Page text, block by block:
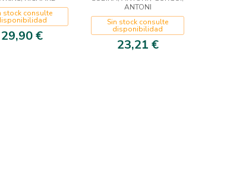
stock consulte
29,90 €
ANTONI
Sin stock consulte
disponibilidad
23,21 €